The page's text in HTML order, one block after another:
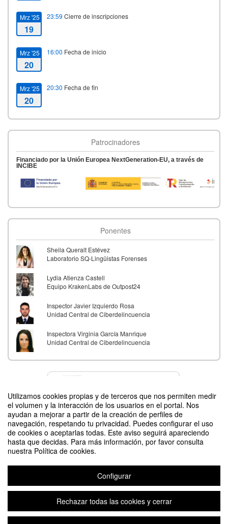
Utilizamos cookies propias y de terceros que nos permiten medir
el volumen y la interacción de los usuarios en el portal. Nos
ayudan a mejorar a partir de la creación de perfiles de
navegación, respetando tu privacidad. Puedes configurar el uso
de cookies o aceptarlas todas. Este aviso seguirá apareciendo
hasta que decidas. Para más información, por favor consulta
nuestra Política de cookies.
Configurar
Rechazar todas las cookies y cerrar
Mrz '25
19
23:59 Cierre de inscripciones
Mrz '25
20
16:00 Fecha de inicio
Mrz '25
20
20:30 Fecha de fin
Patrocinadores
Financiado por la Unión Europea NextGeneration-EU, a través de
INCIBE
Ponentes
Sheila Queralt Estévez
Laboratorio SQ-Lingüistas Forenses
Lydia Atienza Castell
Equipo KrakenLabs de Outpost24
Inspector Javier Izquierdo Rosa
Unidad Central de Ciberdelincuencia
Inspectora Virginia García Manrique
Unidad Central de Ciberdelincuencia
Difunde tu evento poniendo el siguiente código en tu sitio
Meetup II: Ciberdelincuencia